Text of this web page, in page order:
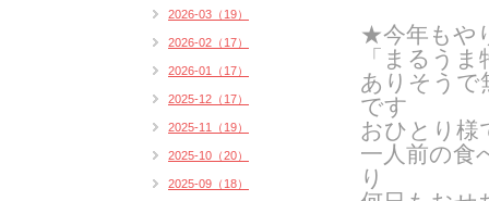
★今年もや
「まるう
ありそうで
です
おひとり様
一人前の食
り
2026-03（19）
2026-02（17）
2026-01（17）
2025-12（17）
2025-11（19）
2025-10（20）
2025-09（18）